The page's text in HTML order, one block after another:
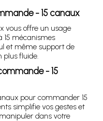
- 15 canaux
vous offre un usage
15 mécanismes
et même support de
fluide.
- 15
pour commander 15
simplifie vos gestes et
dans votre